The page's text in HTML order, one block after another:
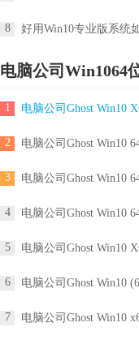
8 好用Win10专业版系统
电脑公司Win1064
1 电脑公司Ghost Win10
2 电脑公司Ghost Win10
3 电脑公司Ghost Win10
4 电脑公司Ghost Win10
5 电脑公司Ghost Win10
6 电脑公司Ghost Win10
7 电脑公司Ghost Win10